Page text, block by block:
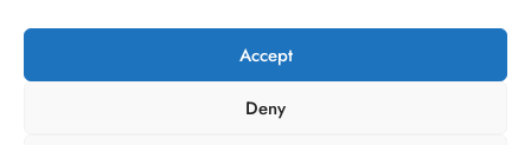
Accept
Deny